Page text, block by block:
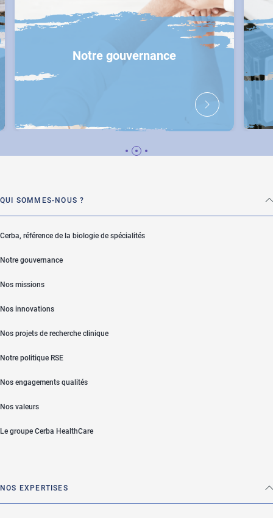
Nos expertises
QUI SOMMES-NOUS ?
Cerba, référence de la biologie de spécialités
Notre gouvernance
Nos missions
Nos innovations
Nos projets de recherche clinique
Notre politique RSE
Nos engagements qualités
Nos valeurs
Le groupe Cerba HealthCare
NOS EXPERTISES